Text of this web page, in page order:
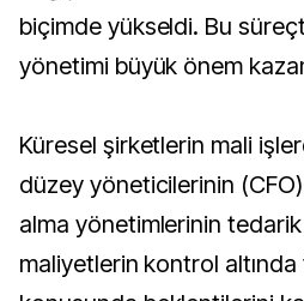
biçimde yükseldi. Bu
yönetimi büyük önem
Küresel şirketlerin mali
düzey yöneticilerinin
alma yönetimlerinin
maliyetlerin kontrol altında